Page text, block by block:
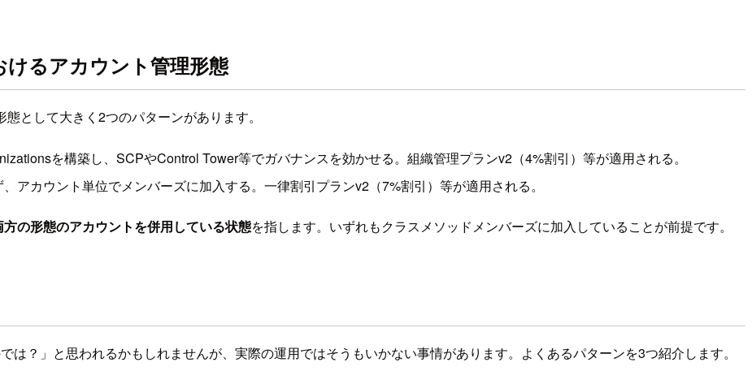
るアカウント管理形態
として大きく2つのパターンがあります。
を構築し、SCPやControl Tower等でガバナンスを効かせる。組織管理プランv2（4%割引）等が適用される。
アカウント単位でメンバーズに加入する。一律割引プランv2（7%割引）等が適用される。
の形態のアカウントを併用している状態を指します。いずれもクラスメソッドメンバーズに加入していることが前提です。
は？」と思われるかもしれませんが、実際の運用ではそうもいかない事情があります。よくあるパターンを3つ紹介します。